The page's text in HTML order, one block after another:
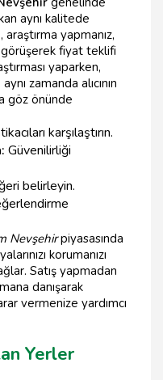
aynı kalitede
yapmanız,
fiyat teklifi
yaparken,
zamanda alıcının
göz önünde
karşılaştırın.
Güvenilirliği
belirleyin.
Nevşehirpiyasasında
korumanızı
Satış yapmadan
danışarak
vermenize yardımcı
Yerler